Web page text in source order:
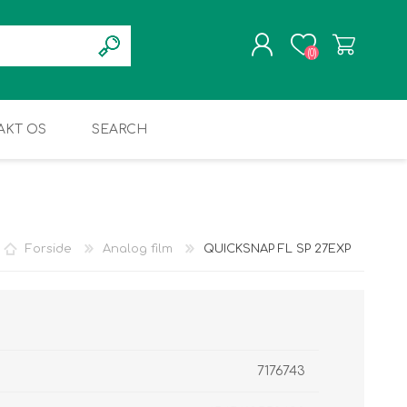
(0)
OS SEARCH
Forside Analog film QUICKSNAP FL SP 27EXP
7176743